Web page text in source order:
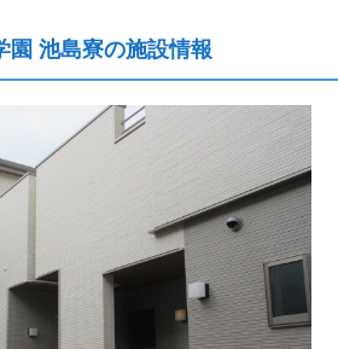
園 池島寮の施設情報